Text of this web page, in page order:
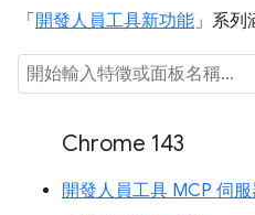
「開發人員工具新功能 」系列
Chrome 143
開發人員工具 MCP 伺